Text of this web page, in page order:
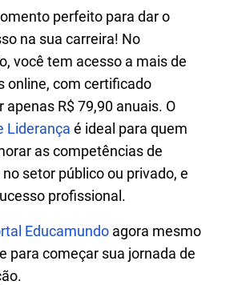
perfeito para dar o
na sua carreira! No
você tem acesso a mais de
online, com certificado
apenas R$ 79,90 anuais. O
Liderança é ideal para quem
as competências de
setor público ou privado, e
profissional.
Educamundo agora mesmo
para começar sua jornada de